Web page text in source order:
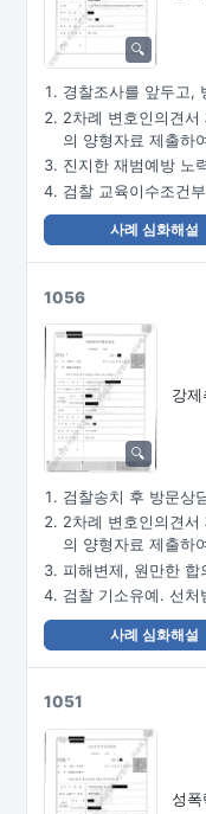
경찰조사를 앞두고,
2차례 변호인의견서
의 양형자료 제출하
진지한 재범예방 노
검찰 교육이수조건
사례 심화해설
1056
강제
검찰송치 후 방문상
2차례 변호인의견서
의 양형자료 제출하
피해변제, 원만한 합
검찰 기소유예. 선처
사례 심화해설
1051
성